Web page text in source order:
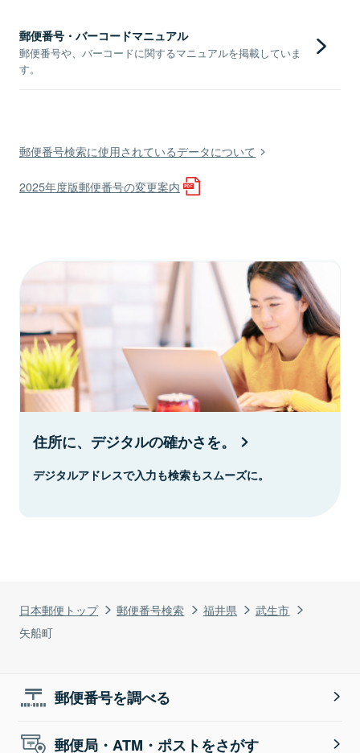
日本郵便トップ 郵便番号検索 福井県
武生市
矢船町
郵便番号・バーコードマニュアル
郵便番号や、バーコードに関するマニュアルを掲載していま
す。
郵便番号検索に使用されているデータについて
2025年度版郵便番号の変更案内
住所に、デジタルの確かさを。
デジタルアドレスで入力も検索もスムーズに。
郵便番号を調べる
郵便局・ATM・ポストをさがす